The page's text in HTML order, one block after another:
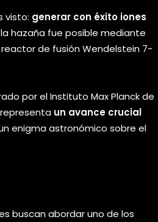
visto: generar con éxito iones
hazaña fue posible mediante
de fusión Wendelstein 7-
por el Instituto Max Planck de
un avance crucial
enigma astronómico sobre el
buscan abordar uno de los